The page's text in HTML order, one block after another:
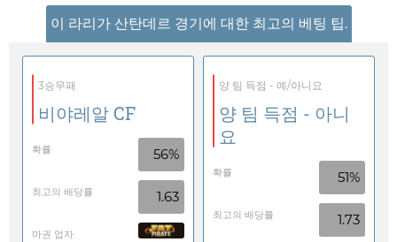
이 라리가 산탄데르 경기에 대한 최고의 베팅 팁.
3승무패
비야레알 CF
확률 56%
최고의 배당률 1.63
마권 업자
양 팀 득점 - 예/아니요
양 팀 득점 - 아니
요
확률 51%
최고의 배당률 1.73